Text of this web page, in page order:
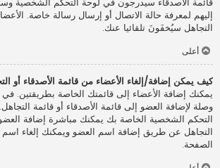
إليهم لمعرفة حالة الاتصال أو إرسال رسالة خاصة.
التجاهل سيُخفَونَ تلقائيا عنك.
أعلى
كيف يمكن إضافة/إلغاء الأعضاء من قائمة الأصدقاء أو
يمكنك إضافة الأعضاء إلى قائمتك الخاصة بطريقتين.
وصلة لإضافة العضو إلى قائمة الأصدقاء أو قائمة
التحكم الشخصية الخاصة بك يمكنك مباشرة إضافة العضو
التجاهل عن طريق إضافة اسم العضو ويمكنك إلغاء
الصفحة.